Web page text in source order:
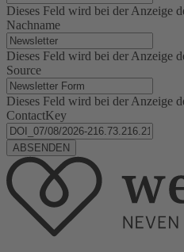
Dieses Feld wird bei der Anzeige
Nachname
Dieses Feld wird bei der Anzeige
Source
Dieses Feld wird bei der Anzeige
ContactKey